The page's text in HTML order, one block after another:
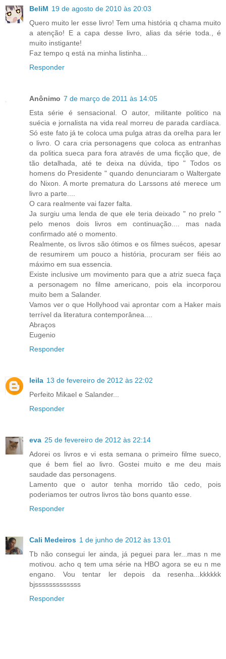
BeliM 19 de agosto de 2010 às 20:03
Quero muito ler esse livro! Tem uma história q chama muito
a atenção! E a capa desse livro, alias da série toda., é
muito instigante!
Faz tempo q está na minha listinha...
Responder
Anônimo 7 de março de 2011 às 14:05
Esta série é sensacional. O autor, militante politico na
suécia e jornalista na vida real morreu de parada cardíaca.
Só este fato já te coloca uma pulga atras da orelha para ler
o livro. O cara cria personagens que coloca as entranhas
da politica sueca para fora através de uma ficção que, de
tão detalhada, até te deixa na dúvida, tipo " Todos os
homens do Presidente " quando denunciaram o Waltergate
do Nixon. A morte prematura do Larssons até merece um
livro a parte....
O cara realmente vai fazer falta.
Ja surgiu uma lenda de que ele teria deixado " no prelo "
pelo menos dois livros em continuação.... mas nada
confirmado até o momento.
Realmente, os livros são ótimos e os filmes suécos, apesar
de resumirem um pouco a história, procuram ser fiéis ao
máximo em sua essencia.
Existe inclusive um movimento para que a atriz sueca faça
a personagem no filme americano, pois ela incorporou
muito bem a Salander.
Vamos ver o que Hollyhood vai aprontar com a Haker mais
terrível da literatura contemporânea....
Abraços
Eugenio
Responder
leila 13 de fevereiro de 2012 às 22:02
Perfeito Mikael e Salander...
Responder
eva 25 de fevereiro de 2012 às 22:14
Adorei os livros e vi esta semana o primeiro filme sueco,
que é bem fiel ao livro. Gostei muito e me deu mais
saudade das personagens.
Lamento que o autor tenha morrido tão cedo, pois
poderiamos ter outros livros tào bons quanto esse.
Responder
Cali Medeiros 1 de junho de 2012 às 13:01
Tb não consegui ler ainda, já peguei para ler...mas n me
motivou. acho q tem uma série na HBO agora se eu n me
engano. Vou tentar ler depois da resenha...kkkkkk
bjsssssssssssss
Responder